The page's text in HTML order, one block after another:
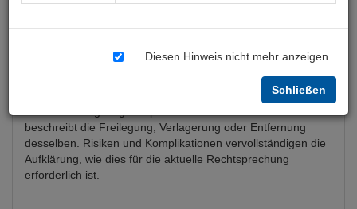
Diesen Hinweis nicht mehr anzeigen
Schließen
beschreibt die Freilegung, Verlagerung oder Entfernung
desselben. Risiken und Komplikationen vervollständigen die
Aufklärung, wie dies für die aktuelle Rechtsprechung
erforderlich ist.